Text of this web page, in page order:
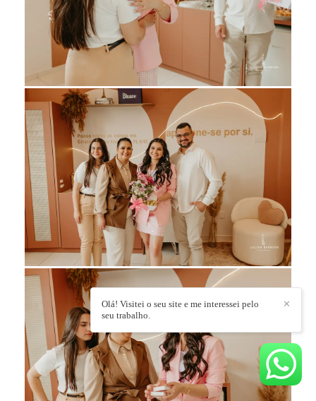
✕
Olá! Visitei o seu site e me interessei pelo
seu trabalho.